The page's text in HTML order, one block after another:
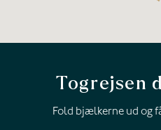
Togrejsen
Fold bjælkerne ud og